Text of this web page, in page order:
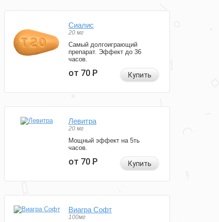
Сиалис
20 мг
Самый долгоиграющий
препарат. Эффект до 36
часов.
от 70Р Купить
Левитра
20 мг
Мощный эффект на 5ть
часов.
от 70Р Купить
Виагра Софт
100мг